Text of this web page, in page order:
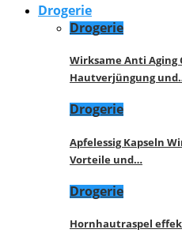
Drogerie
Drogerie
Wirksame Anti Aging
Hautverjüngung
Drogerie
Apfelessig Kapseln
Vorteile und…
Drogerie
Hornhautraspel